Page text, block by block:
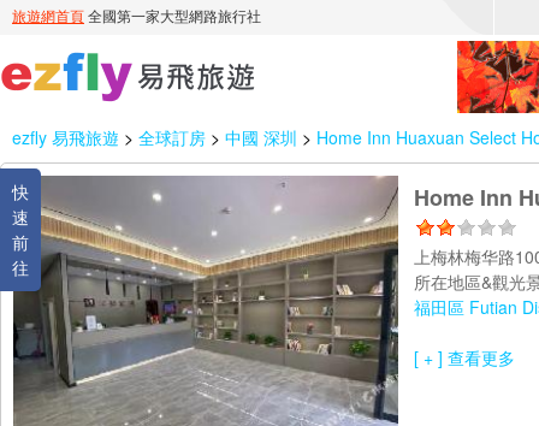
ezfly 易飛旅遊 > 全球訂房 > 中國 深圳 > Home Inn Huaxuan Select
快
速
前
往
Home Inn
上梅林梅华路
所在地區&觀光
福田區 Futian
[ + ] 查看更多